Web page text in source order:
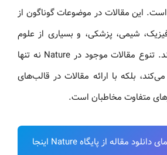
این مقالات در موضوعات گوناگون از
شیمی، پزشکی، و بسیاری از علوم
دیگر دسته‌بندی شده‌اند. تنوع مقالات موجود در Nature نه‌ تنها
بلکه با ارائه مقالات در قالب‌های
متفاوت مخاطبان است.
برای مشاهده راهنمای دانلود مقاله از پایگاه Nature اینجا